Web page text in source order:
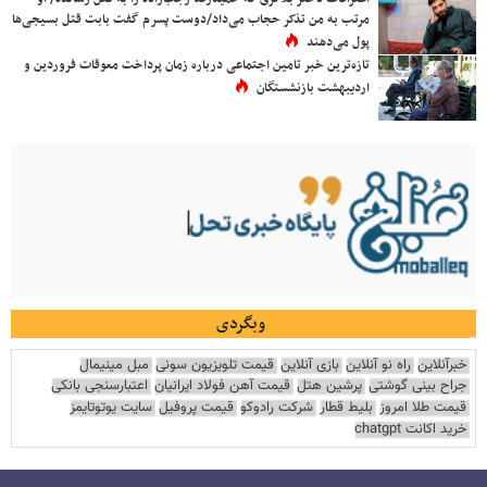
مرتب به من تذکر حجاب می‌داد/دوست پسرم گفت بابت قتل بسیجی‌ها
پول می‌دهند
تازه‌ترین خبر تامین اجتماعی درباره زمان پرداخت معوقات فروردین و
اردیبهشت بازنشستگان
وبگردی
خبرآنلاین راه نو آنلاین بازی آنلاین قیمت تلویزیون سونی مبل مینیمال
جراح بینی گوشتی پرشین هتل قیمت آهن فولاد ایرانیان اعتبارسنجی بانکی
قیمت طلا امروز بلیط قطار شرکت رادوکو قیمت پروفیل سایت یوتوتایمز
خرید اکانت chatgpt